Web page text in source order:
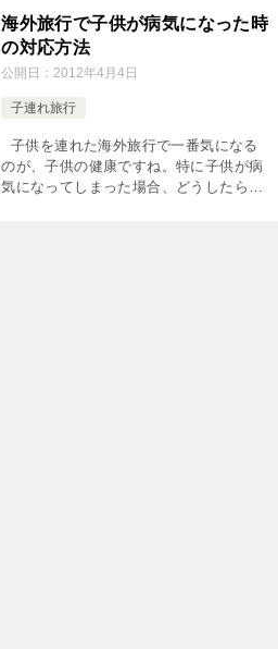
海外旅行で子供が病気になった時
の対応方法
公開日： 2012年4月4日
子連れ旅行
子供を連れた海外旅行で一番気になる
のが、子供の健康ですね。特に子供が病
気になってしまった場合、どうしたらよ